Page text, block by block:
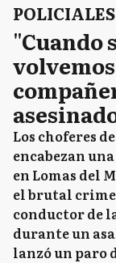
POLICIALES
"Cuando
Los choferes
encabezan
en Lomas del
el brutal
conductor de
durante un
lanzó un paro